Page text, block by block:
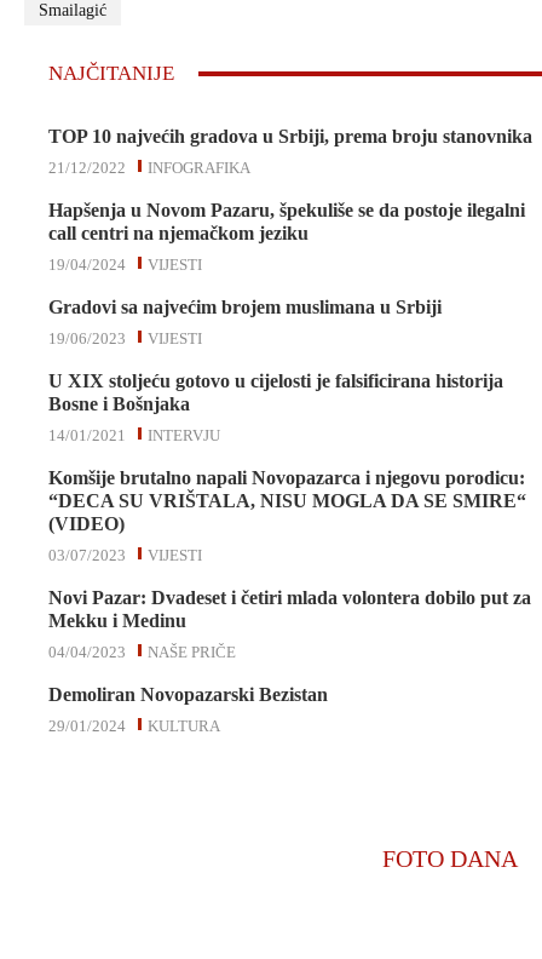
Smailagić
NAJČITANIJE
TOP 10 najvećih gradova u Srbiji, prema broju stanovnika
INFOGRAFIKA
21/12/2022
Hapšenja u Novom Pazaru, špekuliše se da postoje ilegalni
call centri na njemačkom jeziku
VIJESTI
19/04/2024
Gradovi sa najvećim brojem muslimana u Srbiji
VIJESTI
19/06/2023
U XIX stoljeću gotovo u cijelosti je falsificirana historija
Bosne i Bošnjaka
INTERVJU
14/01/2021
Komšije brutalno napali Novopazarca i njegovu porodicu:
“DECA SU VRIŠTALA, NISU MOGLA DA SE SMIRE“
(VIDEO)
VIJESTI
03/07/2023
Novi Pazar: Dvadeset i četiri mlada volontera dobilo put za
Mekku i Medinu
NAŠE PRIČE
04/04/2023
Demoliran Novopazarski Bezistan
KULTURA
29/01/2024
FOTO DANA